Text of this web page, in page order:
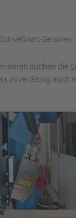
Schweißnaht-Sensoren
suchen die
zuverlässig auch